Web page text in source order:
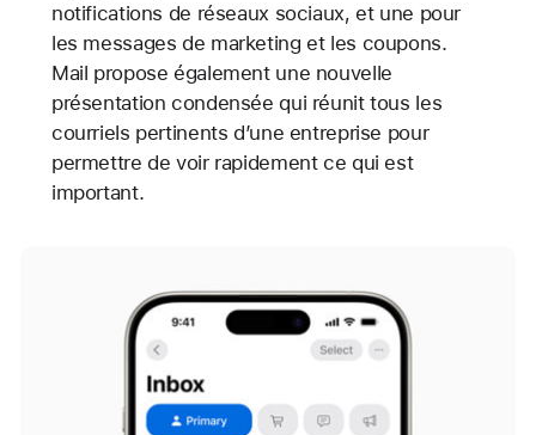
notifications de réseaux sociaux, et une pour
les messages de marketing et les coupons.
Mail propose également une nouvelle
présentation condensée qui réunit tous les
courriels pertinents d’une entreprise pour
permettre de voir rapidement ce qui est
important.